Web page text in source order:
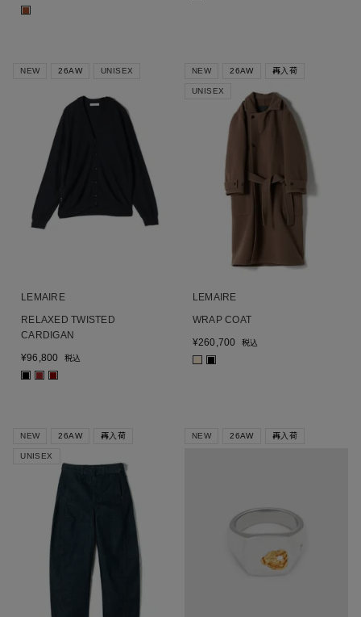
NEW 26AW UNISEX
LEMAIRE
RELAXED TWISTED
CARDIGAN
¥96,800 税込
■ ■ ■
NEW 26AW 再入荷
UNISEX
LEMAIRE
WRAP COAT
¥260,700 税込
■
NEW 26AW 再入荷
UNISEX
NEW 26AW 再入荷